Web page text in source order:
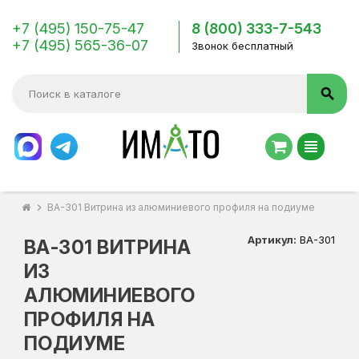
+7 (495) 150-75-47
+7 (495) 565-36-07
8 (800) 333-7-543
Звонок бесплатный
search
view_headline
chevron_right ВА-301 Витрина из алюминиевого профиля на подиуме
ВА-301 ВИТРИНА
ИЗ
АЛЮМИНИЕВОГО
ПРОФИЛЯ НА
ПОДИУМЕ
Артикул: ВА-301